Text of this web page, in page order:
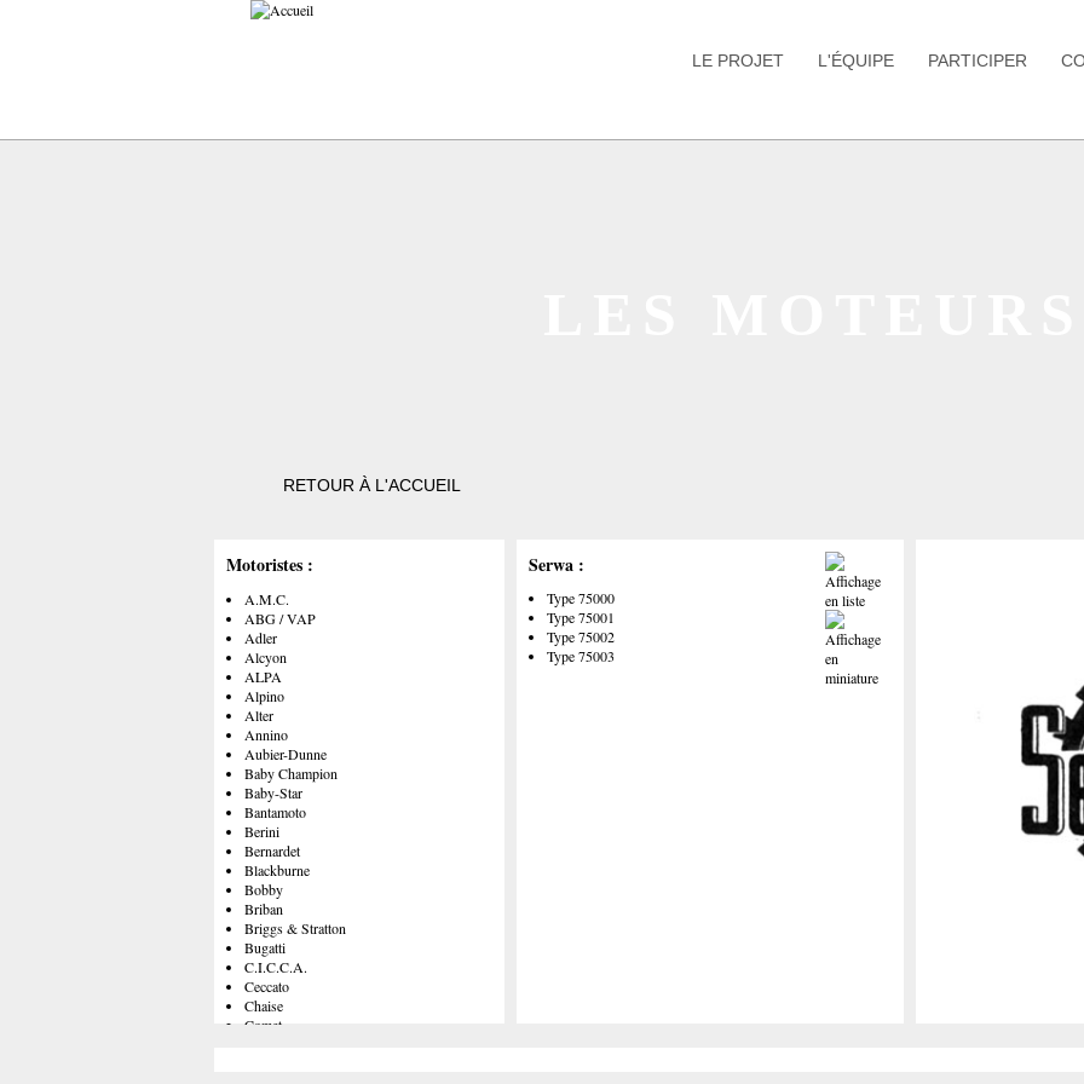
LE PROJET L'ÉQUIPE PARTICIPER
RETOUR À L'ACCUEIL
Motoristes :
A.M.C.
ABG / VAP
Adler
Alcyon
ALPA
Alpino
Alter
Annino
Aubier-Dunne
Baby Champion
Baby-Star
Bantamoto
Berini
Bernardet
Blackburne
Bobby
Briban
Briggs & Stratton
Bugatti
C.I.C.C.A.
Ceccato
Chaise
Comet
Serwa :
Type 75000
Type 75001
Type 75002
Type 75003